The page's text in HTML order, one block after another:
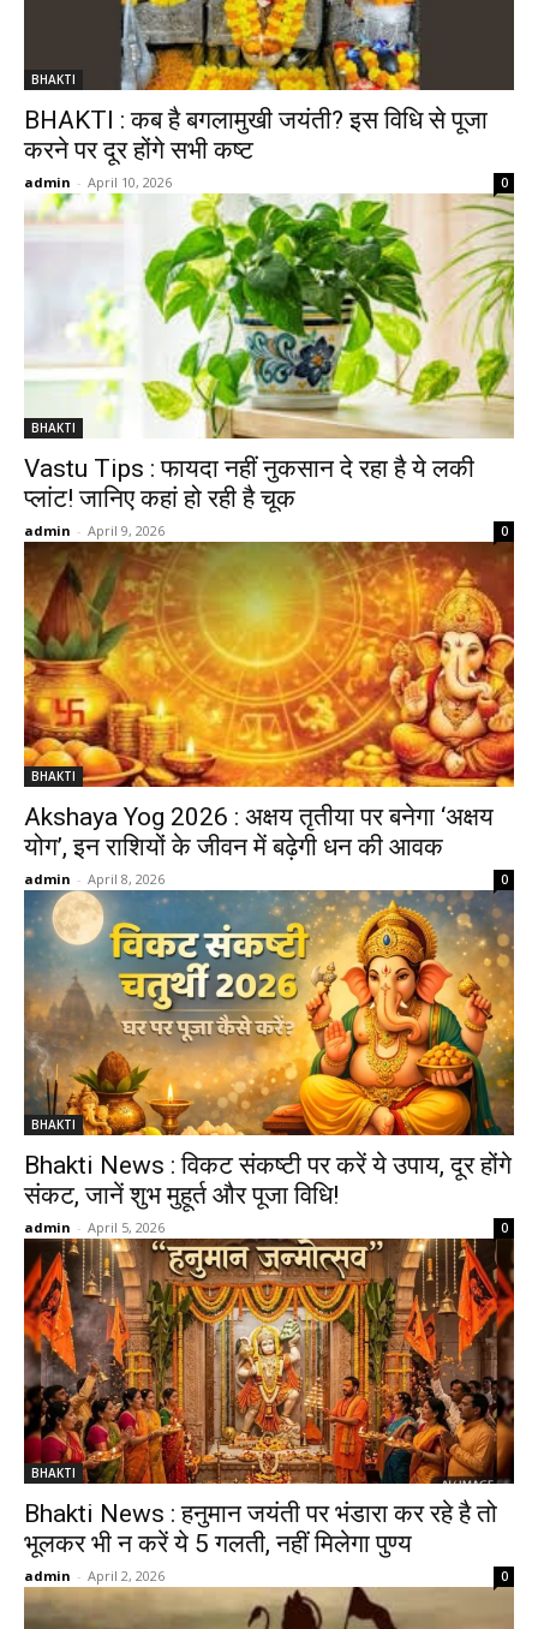
BHAKTI
BHAKTI : कब है बगलामुखी जयंती? इस विधि से पूजा
करने पर दूर होंगे सभी कष्ट
admin - April 10, 2026 0
BHAKTI
Vastu Tips : फायदा नहीं नुकसान दे रहा है ये लकी
प्लांट! जानिए कहां हो रही है चूक
admin - April 9, 2026 0
BHAKTI
Akshaya Yog 2026 : अक्षय तृतीया पर बनेगा ‘अक्षय
योग’, इन राशियों के जीवन में बढ़ेगी धन की आवक
admin - April 8, 2026 0
BHAKTI
Bhakti News : विकट संकष्टी पर करें ये उपाय, दूर होंगे
संकट, जानें शुभ मुहूर्त और पूजा विधि!
admin - April 5, 2026 0
BHAKTI
Bhakti News : हनुमान जयंती पर भंडारा कर रहे है तो
भूलकर भी न करें ये 5 गलती, नहीं मिलेगा पुण्य
admin - April 2, 2026 0